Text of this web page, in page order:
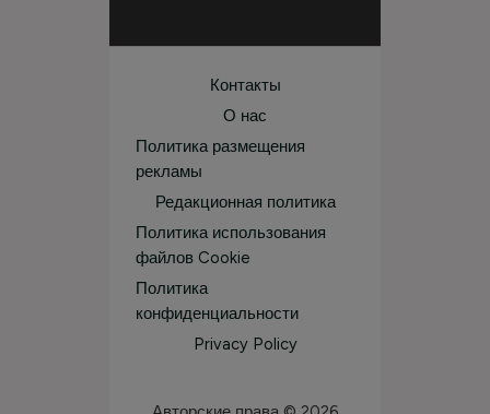
Контакты
О нас
Политика размещения
рекламы
Редакционная политика
Политика использования
файлов Cookie
Политика
конфиденциальности
Privacy Policy